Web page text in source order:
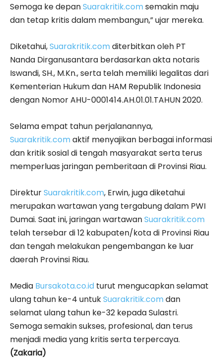
Semoga ke depanSuarakritik.comsemakin maju
dan tetap kritis dalam membangun,” ujar mereka.
Diketahui,Suarakritik.comditerbitkan oleh PT
Nanda Dirganusantara berdasarkan akta notaris
Iswandi, SH., M.Kn., serta telah memiliki legalitas dari
Kementerian Hukum dan HAM Republik Indonesia
dengan Nomor AHU-0001414.AH.01.01.TAHUN 2020.
Selama empat tahun perjalanannya,
Suarakritik.comaktif menyajikan berbagai informasi
dan kritik sosial di tengah masyarakat serta terus
memperluas jaringan pemberitaan di Provinsi Riau.
DirekturSuarakritik.com, Erwin, juga diketahui
merupakan wartawan yang tergabung dalam PWI
Dumai. Saat ini, jaringan wartawanSuarakritik.com
telah tersebar di 12 kabupaten/kota di Provinsi Riau
dan tengah melakukan pengembangan ke luar
daerah Provinsi Riau.
Media Bursakota.co.id turut mengucapkan selamat
ulang tahun ke-4 untukSuarakritik.comdan
selamat ulang tahun ke-32 kepada Sulastri.
Semoga semakin sukses, profesional, dan terus
menjadi media yang kritis serta terpercaya.
(Zakaria)